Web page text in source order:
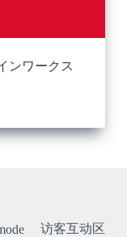
ンワークス
访客互动区